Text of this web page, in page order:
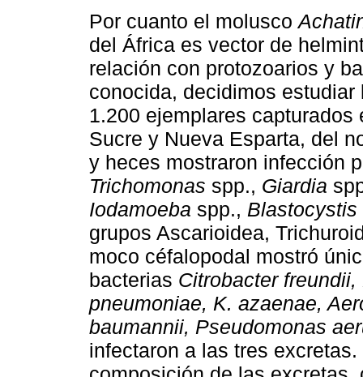
Por cuanto el molusco
del África es vector de
relación con protozoarios y
conocida, decidimos estudiar
1.200 ejemplares
Sucre y Nueva Esparta, del
y heces mostraron infección
Trichomonas spp., Giardia
Iodamoeba spp., Blastocystis
grupos Ascarioidea,
moco céfalopodal mostró
bacterias Citrobacter
pneumoniae, K. azaenae,
baumannii, Pseudomonas
infectaron a las tres